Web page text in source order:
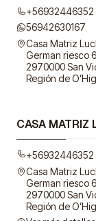
+56932446352
56942630167
Casa Matriz
German riesco
2970000 San
Región de
CASA MATRIZ
+56932446352
Casa Matriz
German riesco
2970000 San
Región de